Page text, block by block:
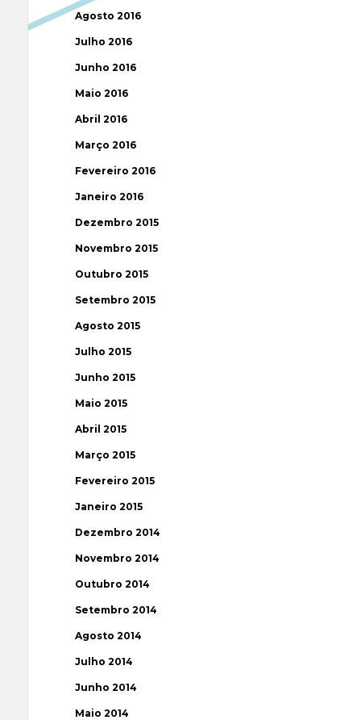
Agosto 2016
Julho 2016
Junho 2016
Maio 2016
Abril 2016
Março 2016
Fevereiro 2016
Janeiro 2016
Dezembro 2015
Novembro 2015
Outubro 2015
Setembro 2015
Agosto 2015
Julho 2015
Junho 2015
Maio 2015
Abril 2015
Março 2015
Fevereiro 2015
Janeiro 2015
Dezembro 2014
Novembro 2014
Outubro 2014
Setembro 2014
Agosto 2014
Julho 2014
Junho 2014
Maio 2014